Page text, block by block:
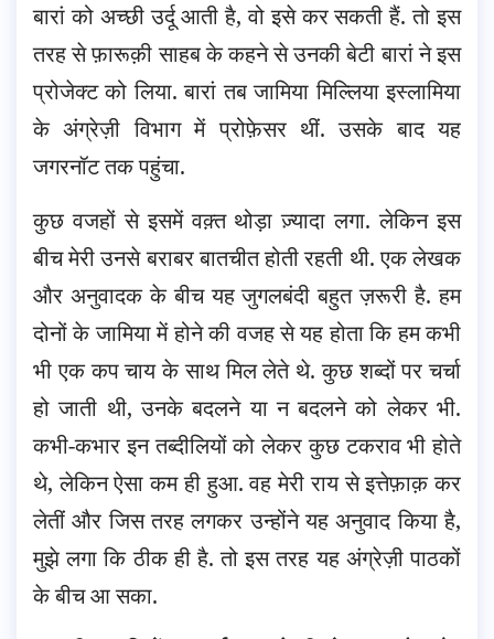
बारां को अच्छी उर्दू आती है, वो इसे कर सकती हैं. तो इस
तरह से फ़ारूक़ी साहब के कहने से उनकी बेटी बारां ने इस
प्रोजेक्ट को लिया. बारां तब जामिया मिल्लिया इस्लामिया
के अंग्रेज़ी विभाग में प्रोफ़ेसर थीं. उसके बाद यह
जगरनॉट तक पहुंचा.
कुछ वजहों से इसमें वक़्त थोड़ा ज़्यादा लगा. लेकिन इस
बीच मेरी उनसे बराबर बातचीत होती रहती थी. एक लेखक
और अनुवादक के बीच यह जुगलबंदी बहुत ज़रूरी है. हम
दोनों के जामिया में होने की वजह से यह होता कि हम कभी
भी एक कप चाय के साथ मिल लेते थे. कुछ शब्दों पर चर्चा
हो जाती थी, उनके बदलने या न बदलने को लेकर भी.
कभी-कभार इन तब्दीलियों को लेकर कुछ टकराव भी होते
थे, लेकिन ऐसा कम ही हुआ. वह मेरी राय से इत्तेफ़ाक़ कर
लेतीं और जिस तरह लगकर उन्होंने यह अनुवाद किया है,
मुझे लगा कि ठीक ही है. तो इस तरह यह अंग्रेज़ी पाठकों
के बीच आ सका.